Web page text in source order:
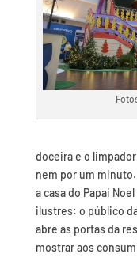
doceira e o
nem por um
a casa do Papai
ilustres: o público
abre as portas da
mostrar aos